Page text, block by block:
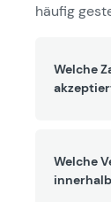
häufig
Welche
Welche